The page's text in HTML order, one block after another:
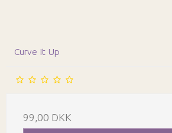
Curve It Up
99,00 DKK